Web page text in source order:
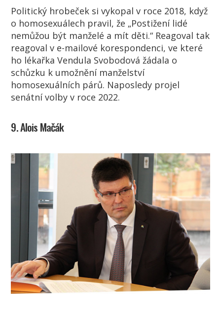
Politický hrobeček si vykopal v roce 2018, když
o homosexuálech pravil, že „Postižení lidé
nemůžou být manželé a mít děti.“ Reagoval tak
reagoval v e-mailové korespondenci, ve které
ho lékařka Vendula Svobodová žádala o
schůzku k umožnění manželství
homosexuálních párů. Naposledy projel
senátní volby v roce 2022.
9. Alois Mačák